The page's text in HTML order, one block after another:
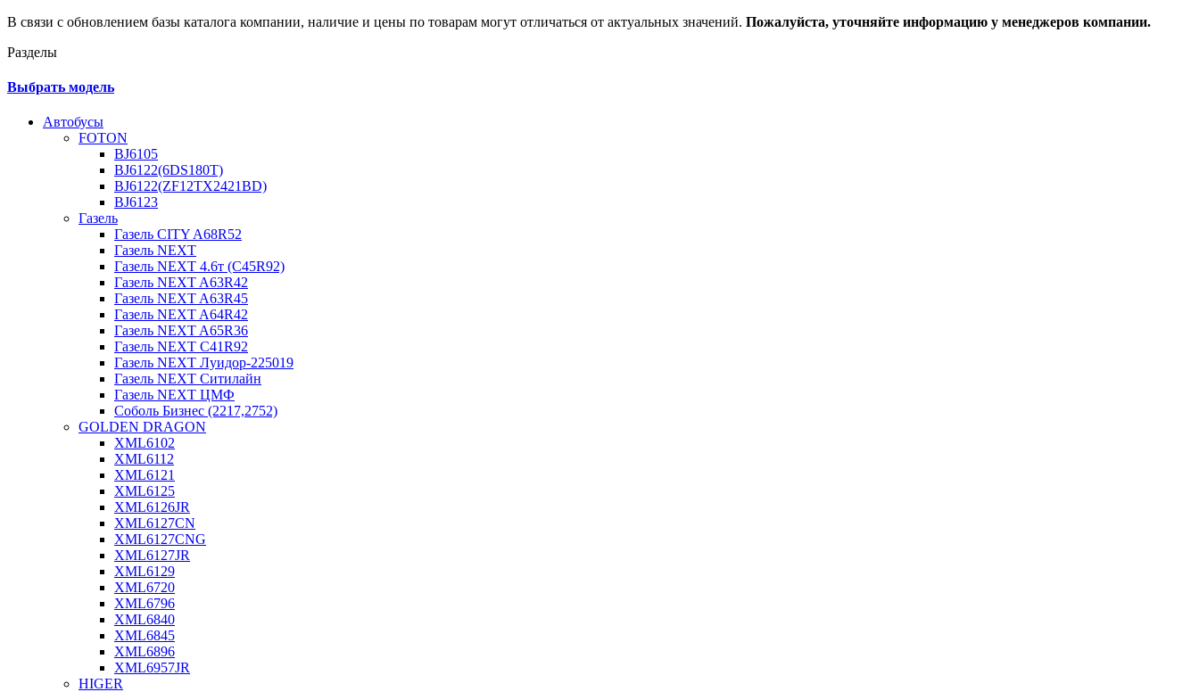
В связи с обновлением базы каталога компании, наличие и цены по товарам могут отличаться от актуальных значений. Пожалуйста, уточняйте информацию у менеджеров компании.
Разделы
Выбрать модель
Автобусы
FOTON
BJ6105
BJ6122(6DS180T)
BJ6122(ZF12TX2421BD)
BJ6123
Газель
Газель CITY A68R52
Газель NEXT
Газель NEXT 4.6т (C45R92)
Газель NEXT A63R42
Газель NEXT A63R45
Газель NEXT A64R42
Газель NEXT A65R36
Газель NEXT C41R92
Газель NEXT Луидор-225019
Газель NEXT Ситилайн
Газель NEXT ЦМФ
Соболь Бизнес (2217,2752)
GOLDEN DRAGON
XML6102
XML6112
XML6121
XML6125
XML6126JR
XML6127CN
XML6127CNG
XML6127JR
XML6129
XML6720
XML6796
XML6840
XML6845
XML6896
XML6957JR
HIGER